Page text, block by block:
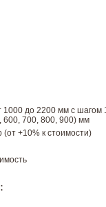
1000 до 2200 мм с
600, 700, 800, 900) мм
+10% к стоимости)